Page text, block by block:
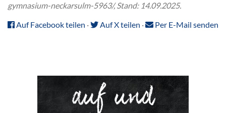
gymnasium-neckarsulm-5963/, Stand: 14.09.2025.
Auf Facebook teilen · Auf X teilen · Per E-Mail senden